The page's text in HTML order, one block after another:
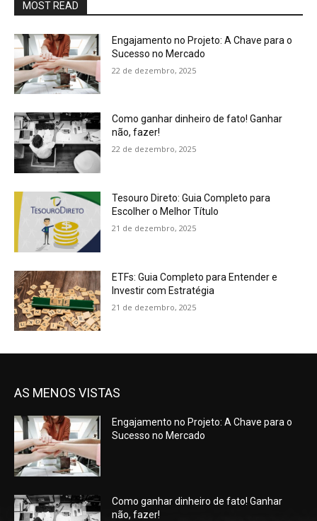
MOST READ
Engajamento no Projeto: A Chave para o
Sucesso no Mercado
22 de dezembro, 2025
Como ganhar dinheiro de fato! Ganhar
não, fazer!
22 de dezembro, 2025
Tesouro Direto: Guia Completo para
Escolher o Melhor Título
21 de dezembro, 2025
ETFs: Guia Completo para Entender e
Investir com Estratégia
21 de dezembro, 2025
AS MENOS VISTAS
Engajamento no Projeto: A Chave para o
Sucesso no Mercado
Como ganhar dinheiro de fato! Ganhar
não, fazer!